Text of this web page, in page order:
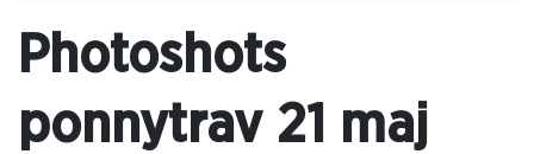
Photoshots
ponnytrav 21 maj